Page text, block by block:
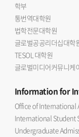
학부
통번역대학원
법학전문대학원
글로벌공공리더십대학
TESOL 대학원
글로벌미디어커뮤니케
Informationfor
Office of International
International Student
Undergraduate